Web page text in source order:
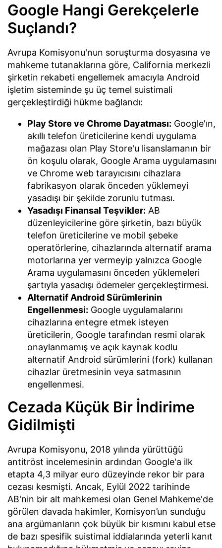
Google Hangi Gerekçelerle
Suçlandı?
Avrupa Komisyonu'nun soruşturma dosyasına ve
mahkeme tutanaklarına göre, California merkezli
şirketin rekabeti engellemek amacıyla Android
işletim sisteminde şu üç temel suistimali
gerçekleştirdiği hükme bağlandı:
Play Store ve Chrome Dayatması: Google'ın,
akıllı telefon üreticilerine kendi uygulama
mağazası olan Play Store'u lisanslamanın bir
ön koşulu olarak, Google Arama uygulamasını
ve Chrome web tarayıcısını cihazlara
fabrikasyon olarak önceden yüklemeyi
yasadışı bir şekilde zorunlu tutması.
Yasadışı Finansal Teşvikler: AB
düzenleyicilerine göre şirketin, bazı büyük
telefon üreticilerine ve mobil şebeke
operatörlerine, cihazlarında alternatif arama
motorlarına yer vermeyip yalnızca Google
Arama uygulamasını önceden yüklemeleri
şartıyla yasadışı ödemeler gerçekleştirmesi.
Alternatif Android Sürümlerinin
Engellenmesi: Google uygulamalarını
cihazlarına entegre etmek isteyen
üreticilerin, Google tarafından resmi olarak
onaylanmamış ve açık kaynak kodlu
alternatif Android sürümlerini (fork) kullanan
cihazlar üretmesinin veya satmasının
engellenmesi.
Cezada Küçük Bir İndirime
Gidilmişti
Avrupa Komisyonu, 2018 yılında yürüttüğü
antitröst incelemesinin ardından Google'a ilk
etapta 4,3 milyar euro düzeyinde rekor bir para
cezası kesmişti. Ancak, Eylül 2022 tarihinde
AB'nin bir alt mahkemesi olan Genel Mahkeme'de
görülen davada hakimler, Komisyon’un sunduğu
ana argümanların çok büyük bir kısmını kabul etse
de bazı spesifik suistimal iddialarında yeterli kanıt